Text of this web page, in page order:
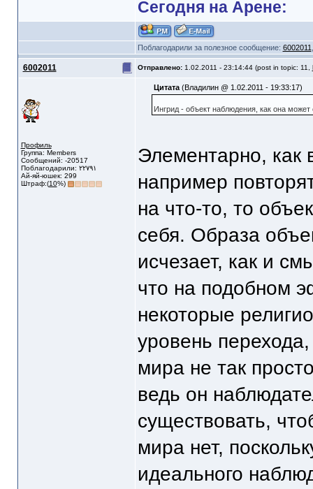
Сегодня на Арене:
Поблагодарили за полезное сообщение: 6002011
6002011 Отправлено: 1.02.2011 - 23:14:44 (post in topic: 11,
Профиль
Группа: Members
Сообщений: -20517
Поблагодарили: ٢٢٧٩١
Ай-яй-юшек: 299
Штраф:(10%)
Цитата(Владилин @ 1.02.2011 - 19:33:17)
Ингрид - объект наблюдения, как она может
Элементарно, как
например
на что-то, то
себя. Образа
исчезает, как и
что на подобном
некоторые
уровень
мира не так
ведь он
существовать,
мира нет,
идеального